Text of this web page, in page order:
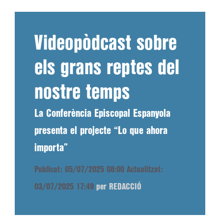
Videopòdcast sobre
els grans reptes del
nostre temps
La Conferència Episcopal Espanyola
presenta el projecte “Lo que ahora
importa”
Publicat: 05/07/2025 08:00 Actualitzat:
03/07/2025 17:49 per REDACCIÓ